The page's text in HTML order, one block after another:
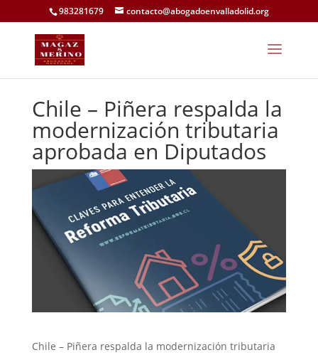
983281679 contacto@abogadoenvalladolid.org
Chile – Piñera respalda la
modernización tributaria
aprobada en Diputados
Chile – Piñera respalda la modernización tributaria